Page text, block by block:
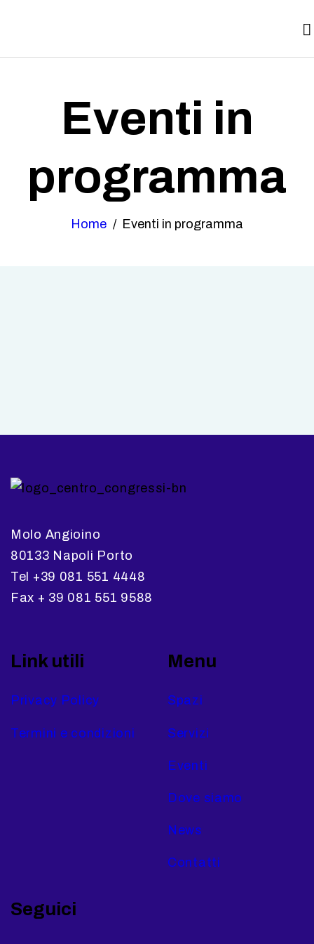
Eventi in
programma
Home Eventi in programma
ITINERARI
CONTATTI
NEWS
Molo Angioino
80133 Napoli Porto
Tel +39 081 551 4448
Fax + 39 081 551 9588
Link utili
Privacy Policy
Termini e condizioni
Menu
Spazi
Servizi
Eventi
Dove siamo
News
Contatti
Seguici